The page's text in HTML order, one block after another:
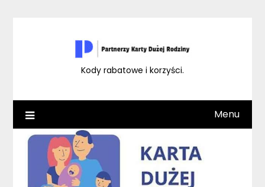
Kody rabatowe i korzyści.
Menu